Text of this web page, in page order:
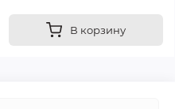
В корзину